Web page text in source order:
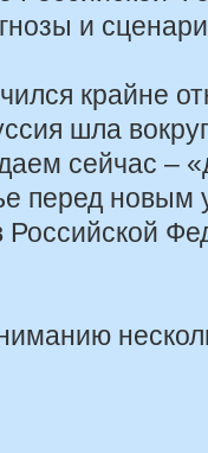
и
крайне
шла
сейчас –
перед новым
Российской